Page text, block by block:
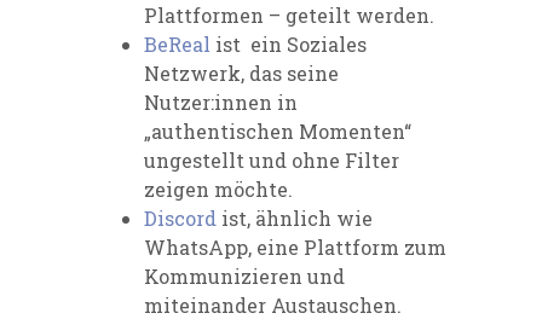
Plattformen – geteilt werden.
BeReal ist ein Soziales
Netzwerk, das seine
Nutzer:innen in
„authentischen Momenten“
ungestellt und ohne Filter
zeigen möchte.
Discord ist, ähnlich wie
WhatsApp, eine Plattform zum
Kommunizieren und
miteinander Austauschen.